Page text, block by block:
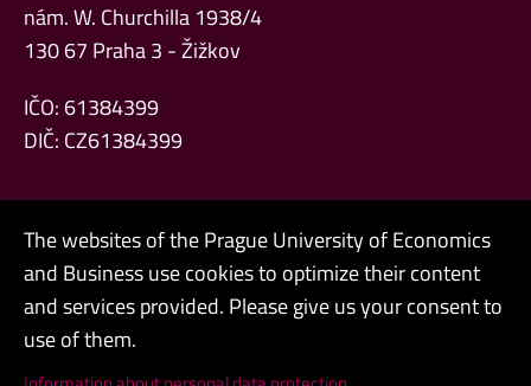
nám. W. Churchilla 1938/4
130 67 Praha 3 - Žižkov
IČO: 61384399
DIČ: CZ61384399
Admin
Cookies and privacy
The websites of the Prague University of Economics
and Business use cookies to optimize their content
and services provided. Please give us your consent to
use of them.